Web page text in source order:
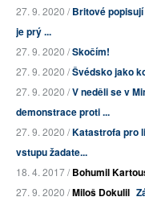
27. 9. 2020 /Britové
je prý ...
27. 9. 2020 /Skočím!
27. 9. 2020 /Švédsko jako
27. 9. 2020 /V neděli se v
demonstrace proti ...
27. 9. 2020 /Katastrofa pro
vstupu žadate...
18. 4. 2017 /Bohumil
27. 9. 2020 /Miloš Dokulil